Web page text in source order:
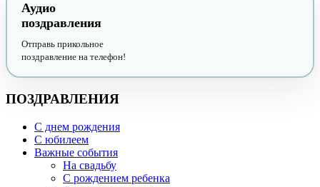
Аудио
поздравления
Отправь прикольное
поздравление на телефон!
ПОЗДРАВЛЕНИЯ
С днем рождения
С юбилеем
Важные события
На свадьбу
С рождением ребенка